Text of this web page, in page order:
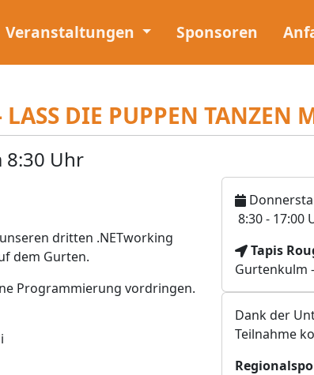
Veranstaltungen Sponsoren
DIE PUPPEN TANZEN
8:30 Uhr
dritten .NETworking
dem Gurten.
Programmierung vordringen.
U
r
z
e
i
t
8:30 - 17:00
V
e
r
n
s
t
Tapis
Gurtenkulm
Dank der
Teilnahme